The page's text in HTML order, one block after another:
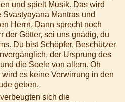
und spielt Musik. Das wird
Mantras und
Herrn. Dann sprecht noch
der Götter, sei uns gnädig, du
Du bist Schöpfer, Beschützer
der Ursprung des
die Seele von allem. Oh
es keine Verwirrung in den
geben.
sich die